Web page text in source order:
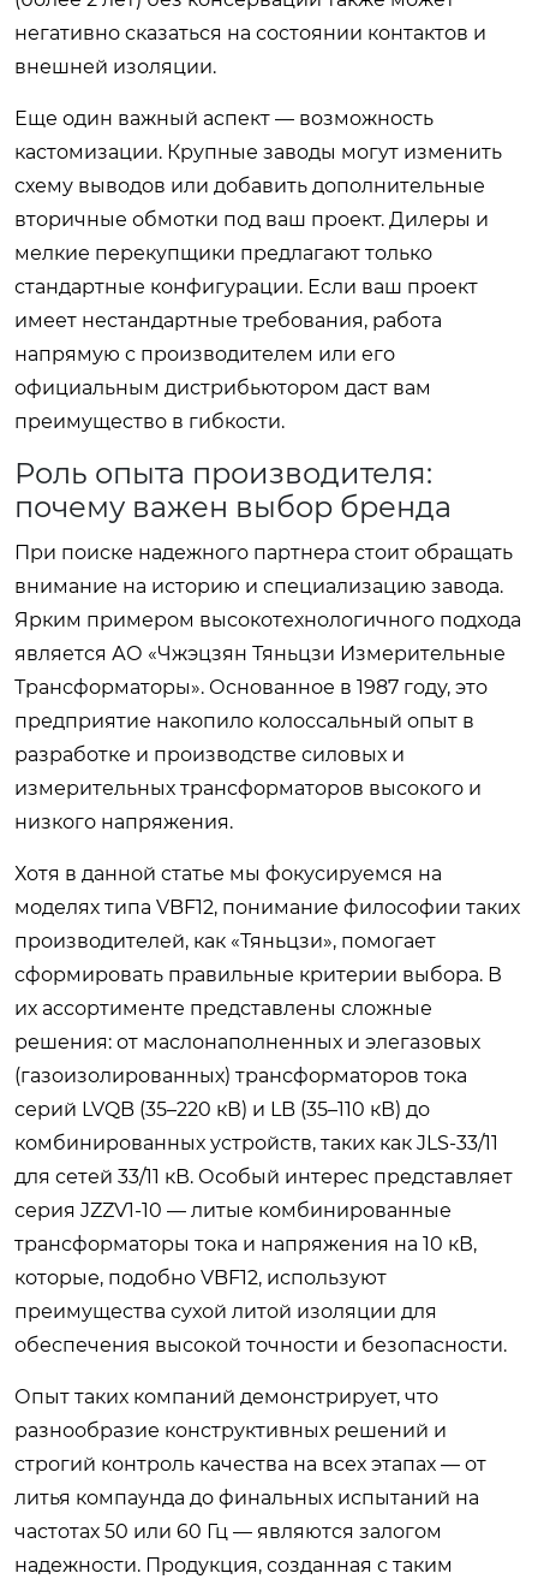
негативно сказаться на состоянии контактов и
внешней изоляции.
Еще один важный аспект — возможность
кастомизации. Крупные заводы могут изменить
схему выводов или добавить дополнительные
вторичные обмотки под ваш проект. Дилеры и
мелкие перекупщики предлагают только
стандартные конфигурации. Если ваш проект
имеет нестандартные требования, работа
напрямую с производителем или его
официальным дистрибьютором даст вам
преимущество в гибкости.
Роль опыта производителя:
почему важен выбор бренда
При поиске надежного партнера стоит обращать
внимание на историю и специализацию завода.
Ярким примером высокотехнологичного подхода
является АО «Чжэцзян Тяньцзи Измерительные
Трансформаторы». Основанное в 1987 году, это
предприятие накопило колоссальный опыт в
разработке и производстве силовых и
измерительных трансформаторов высокого и
низкого напряжения.
Хотя в данной статье мы фокусируемся на
моделях типа VBF12, понимание философии таких
производителей, как «Тяньцзи», помогает
сформировать правильные критерии выбора. В
их ассортименте представлены сложные
решения: от маслонаполненных и элегазовых
(газоизолированных) трансформаторов тока
серий LVQB (35–220 кВ) и LB (35–110 кВ) до
комбинированных устройств, таких как JLS-33/11
для сетей 33/11 кВ. Особый интерес представляет
серия JZZV1-10 — литые комбинированные
трансформаторы тока и напряжения на 10 кВ,
которые, подобно VBF12, используют
преимущества сухой литой изоляции для
обеспечения высокой точности и безопасности.
Опыт таких компаний демонстрирует, что
разнообразие конструктивных решений и
строгий контроль качества на всех этапах — от
литья компаунда до финальных испытаний на
частотах 50 или 60 Гц — являются залогом
надежности. Продукция, созданная с таким